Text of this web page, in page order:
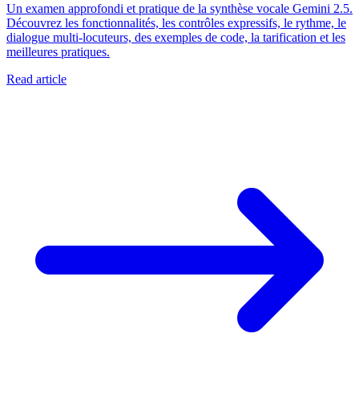
Un examen approfondi et pratique de la synthèse vocale Gemini 2.5.
Découvrez les fonctionnalités, les contrôles expressifs, le rythme, le
dialogue multi-locuteurs, des exemples de code, la tarification et les
meilleures pratiques.
Read article